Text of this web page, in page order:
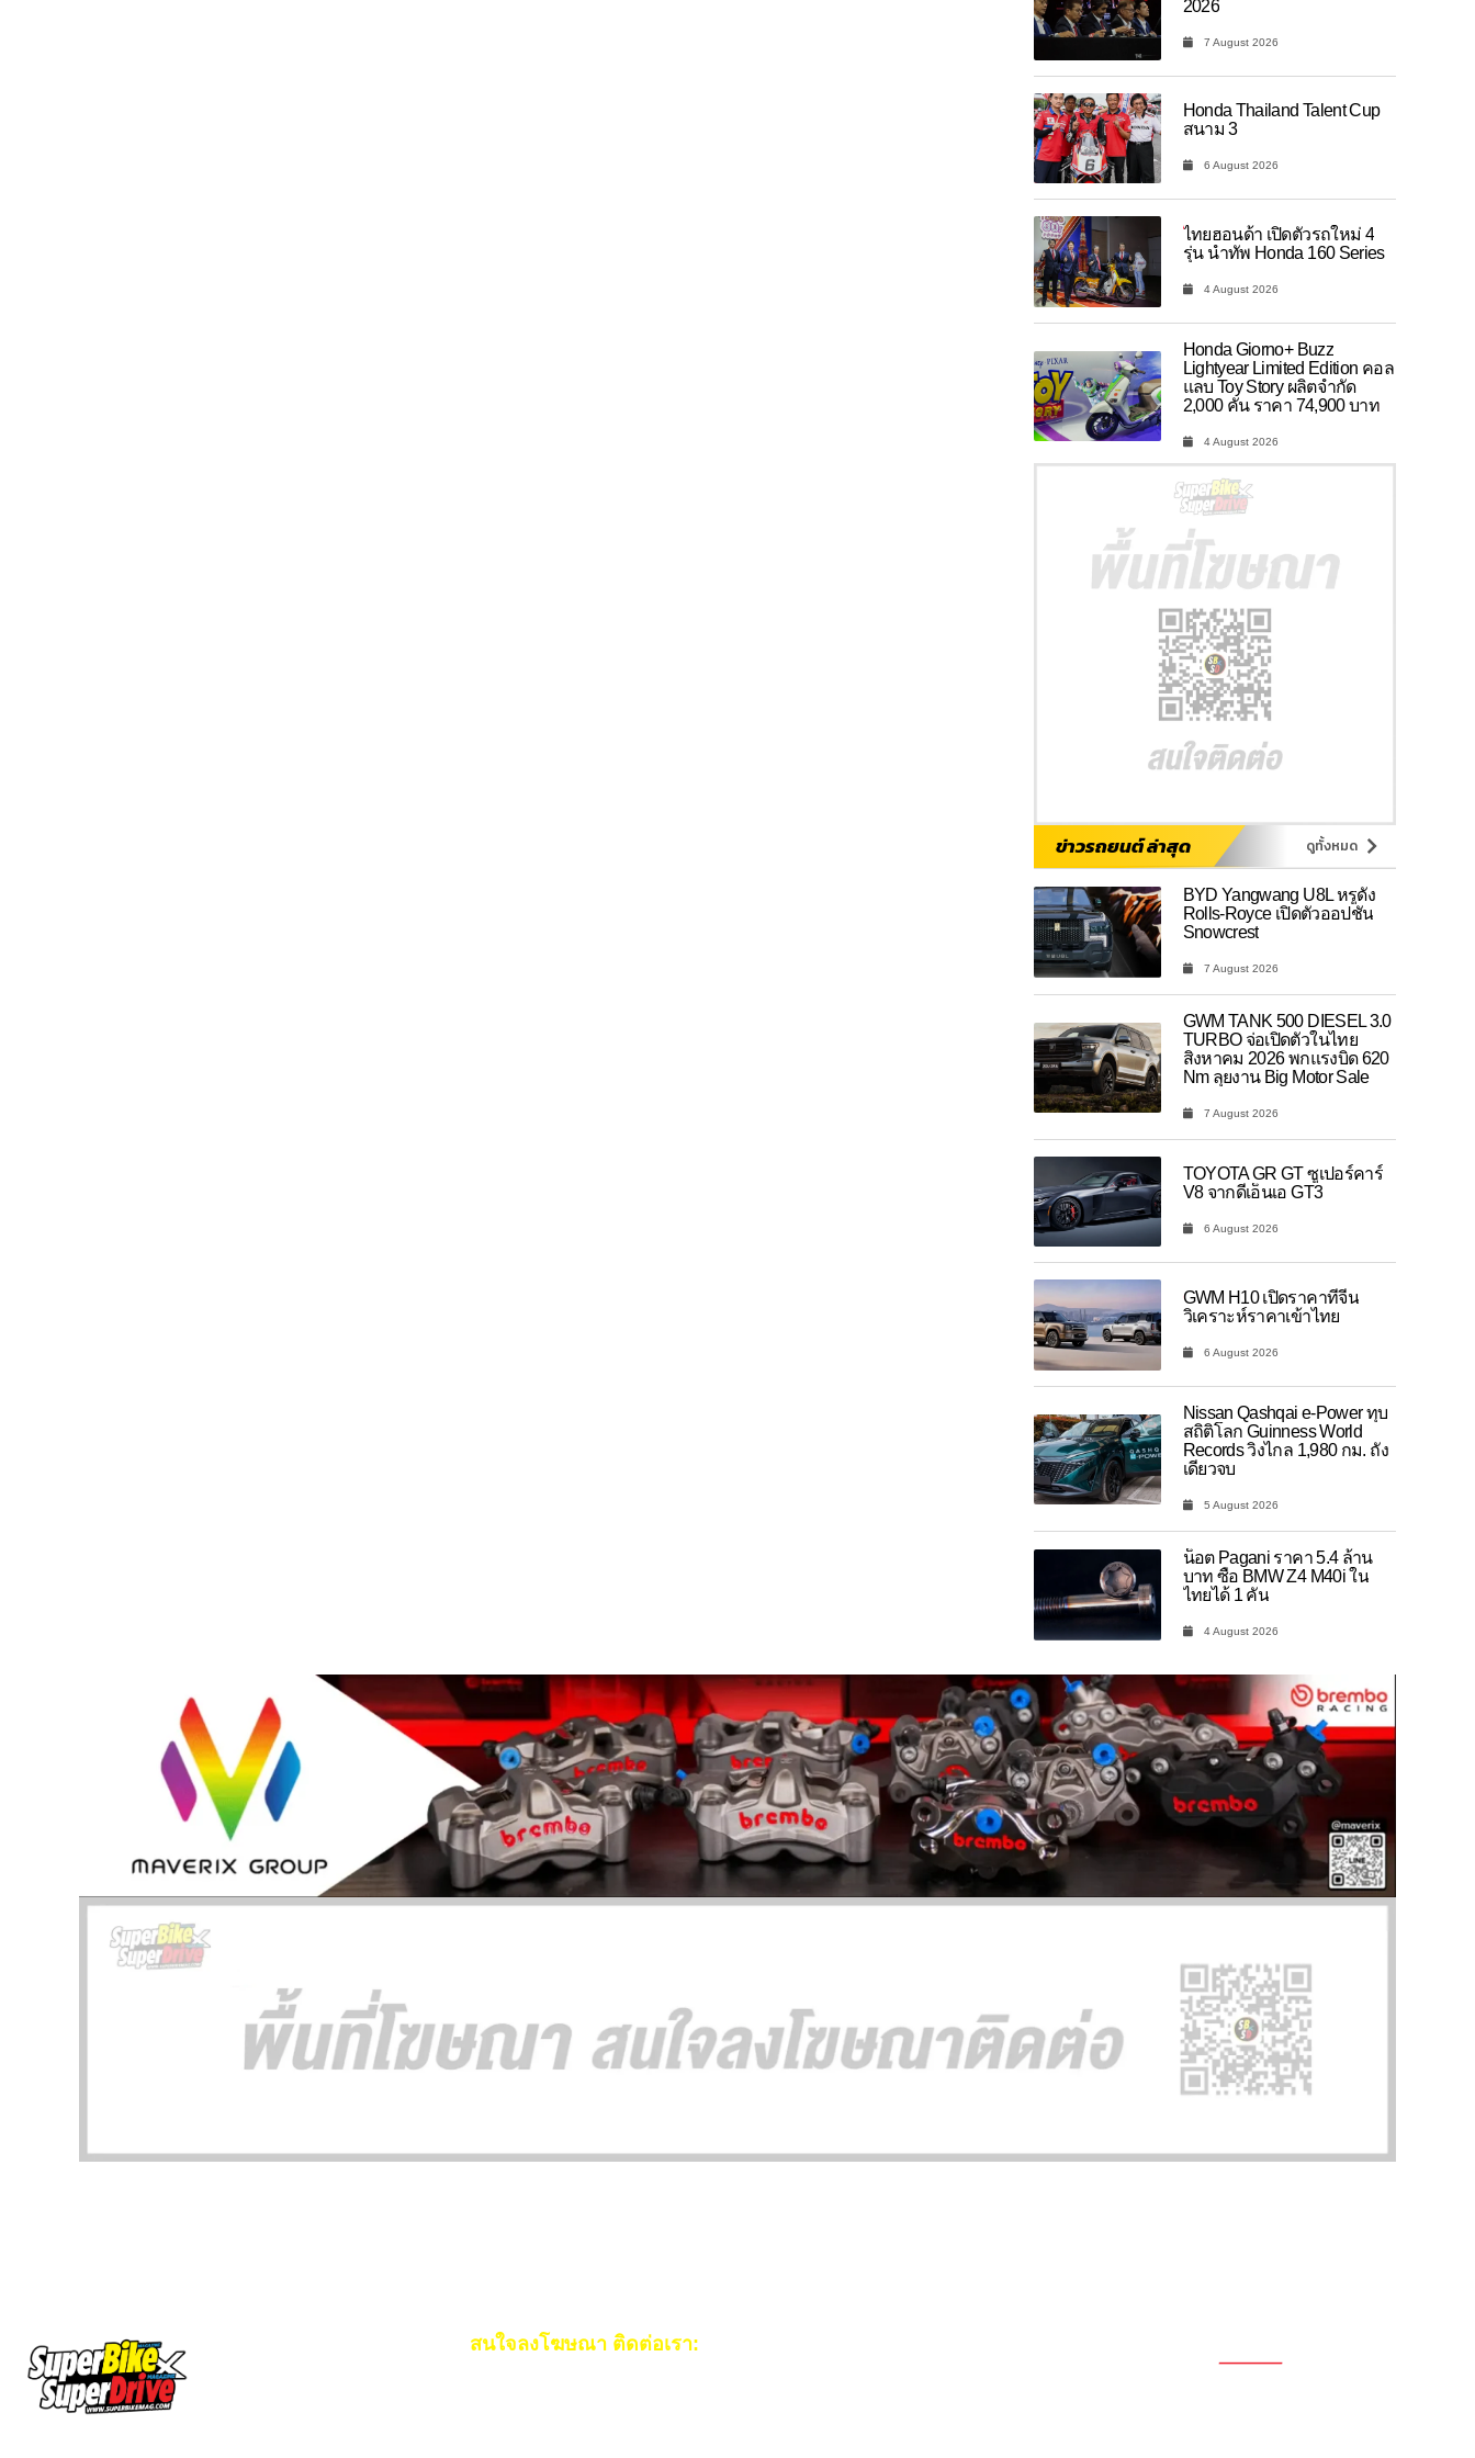
2026
7 August 2026
Honda Thailand Talent Cup
สนาม 3
6 August 2026
ไทยฮอนด้า เปิดตัวรถใหม่ 4
รุ่น นำทัพ Honda 160 Series
4 August 2026
Honda Giorno+ Buzz
Lightyear Limited Edition คอล
แลบ Toy Story ผลิตจำกัด
2,000 คัน ราคา 74,900 บาท
4 August 2026
ข่าวรถยนต์ ล่าสุด ดูทั้งหมด
BYD Yangwang U8L หรูดั่ง
Rolls-Royce เปิดตัวออปชัน
Snowcrest
7 August 2026
GWM TANK 500 DIESEL 3.0
TURBO จ่อเปิดตัวในไทย
สิงหาคม 2026 พกแรงบิด 620
Nm ลุยงาน Big Motor Sale
7 August 2026
TOYOTA GR GT ซูเปอร์คาร์
V8 จากดีเอ็นเอ GT3
6 August 2026
GWM H10 เปิดราคาที่จีน
วิเคราะห์ราคาเข้าไทย
6 August 2026
Nissan Qashqai e-Power ทุบ
สถิติโลก Guinness World
Records วิ่งไกล 1,980 กม. ถัง
เดียวจบ
5 August 2026
น็อต Pagani ราคา 5.4 ล้าน
บาท ซื้อ BMW Z4 M40i ใน
ไทยได้ 1 คัน
4 August 2026
สนใจลงโฆษณา ติดต่อเรา: